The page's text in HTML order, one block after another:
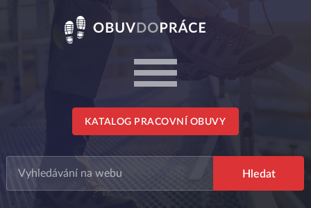
KATALOG PRACOVNÍ OBUVY